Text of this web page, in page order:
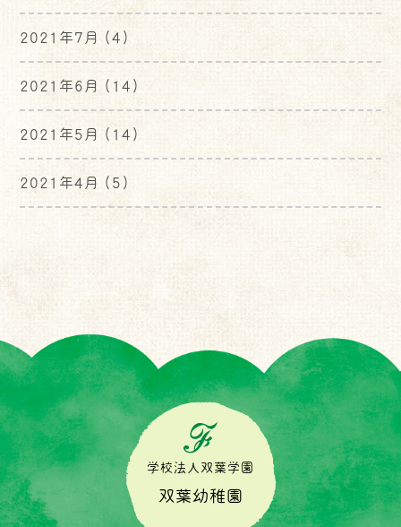
2021年7月 (4)
2021年6月 (14)
2021年5月 (14)
2021年4月 (5)
学校法人双葉学園
双葉幼稚園